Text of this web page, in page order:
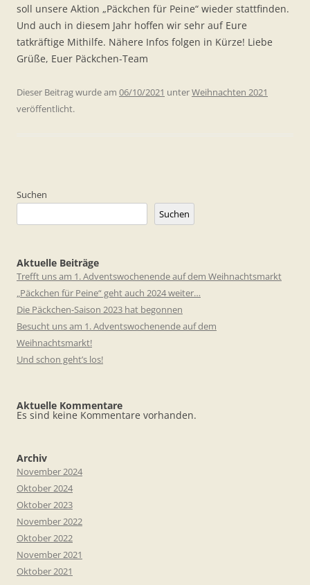
soll unsere Aktion „Päckchen für Peine“ wieder stattfinden.
Und auch in diesem Jahr hoffen wir sehr auf Eure
tatkräftige Mithilfe. Nähere Infos folgen in Kürze! Liebe
Grüße, Euer Päckchen-Team
Dieser Beitrag wurde am 06/10/2021 unterWeihnachten 2021
veröffentlicht.
Suchen
Suchen
Aktuelle Beiträge
Trefft uns am 1. Adventswochenende auf dem Weihnachtsmarkt
„Päckchen für Peine“ geht auch 2024 weiter…
Die Päckchen-Saison 2023 hat begonnen
Besucht uns am 1. Adventswochenende auf dem
Weihnachtsmarkt!
Und schon geht’s los!
Aktuelle Kommentare
Es sind keine Kommentare vorhanden.
Archiv
November 2024
Oktober 2024
Oktober 2023
November 2022
Oktober 2022
November 2021
Oktober 2021